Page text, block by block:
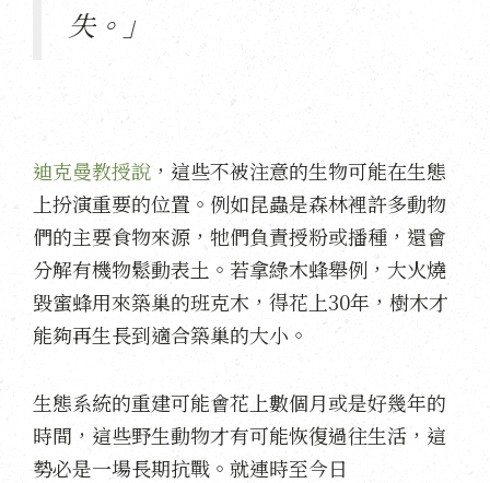
失。」
迪克曼教授說 ，這些不被注意的生物可能在生態
上扮演重要的位置。例如昆蟲是森林裡許多動物
們的主要食物來源，牠們負責授粉或播種，還會
分解有機物鬆動表土。若拿綠木蜂舉例，大火燒
毀蜜蜂用來築巢的班克木，得花上30年，樹木才
能夠再生長到適合築巢的大小。
生態系統的重建可能會花上數個月或是好幾年的
時間，這些野生動物才有可能恢復過往生活，這
勢必是一場長期抗戰。就連時至今日